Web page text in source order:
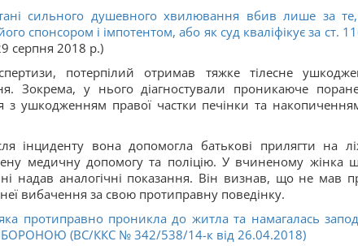
сильного душевного хвилювання вбив лише за
спонсором і імпотентом, або як суд кваліфікує за ст.
серпня 2018 р.)
потерпілий отримав тяжке тілесне
Зокрема, у нього діагностували проникаюче
з ушкодженням правої частки печінки та
інциденту вона допомогла батькові прилягти на
медичну допомогу та поліцію. У вчиненому жінка
надав аналогічні показання. Він визнав, що не мав
вибачення за свою протиправну поведінку.
протиправно проникла до житла та намагалась
(ВС/ККС № 342/538/14-к від 26.04.2018)